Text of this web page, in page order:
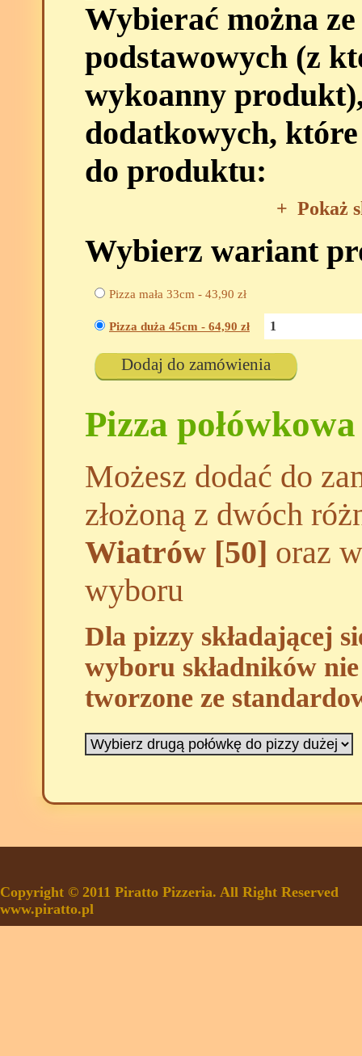
Wybierać można
podstawowych (z
wykoanny
dodatkowych,
do produktu:
+ Pokaż
Wybierz wariant
Pizza mała 33cm - 43,90 zł
Pizza duża 45cm - 64,90 zł
Dodaj do zamówienia
Pizza połówkowa
Możesz dodać do
złożoną z dwóch
Wiatrów [50] oraz
wyboru
Dla pizzy składającej
wyboru składników
tworzone ze
Copyright © 2011 Piratto Pizzeria. All Right Reserved
www.piratto.pl